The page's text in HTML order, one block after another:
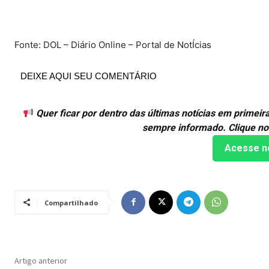
Fonte: DOL – Diário Online – Portal de NotÍcias
DEIXE AQUI SEU COMENTÁRIO
Quer ficar por dentro das últimas notícias em
sempre informado. Clique
Acesse
Compartilhado
Artigo anterior